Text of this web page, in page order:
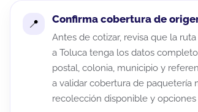
Confirma cobertura de
Antes de cotizar, revisa que la
a Toluca tenga los datos
postal, colonia, municipio y
a validar cobertura de paquetería
recolección disponible y